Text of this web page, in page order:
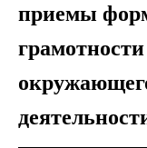
приемы